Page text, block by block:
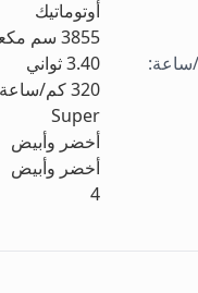
أوتوماتيك
3855 سم
:
3.40ثواني
320كم/ساعة
Super
أخضر وأبيض
أخضر وأبيض
4